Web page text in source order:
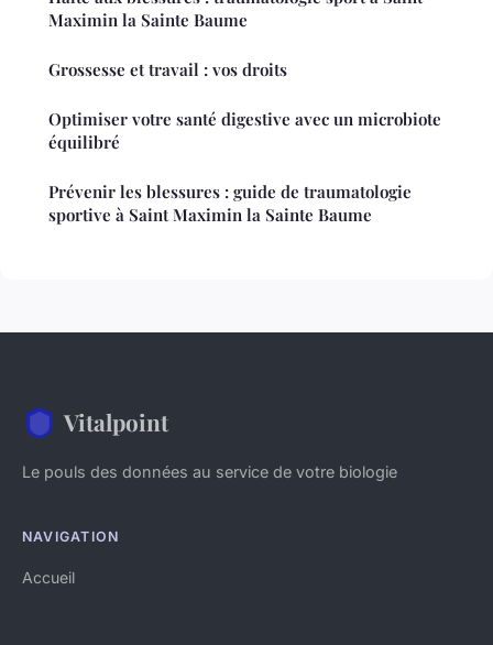
Maximin la Sainte Baume
Grossesse et travail : vos droits
Optimiser votre santé digestive avec un microbiote
équilibré
Prévenir les blessures : guide de traumatologie
sportive à Saint Maximin la Sainte Baume
Vitalpoint
Le pouls des données au service de votre biologie
NAVIGATION
Accueil